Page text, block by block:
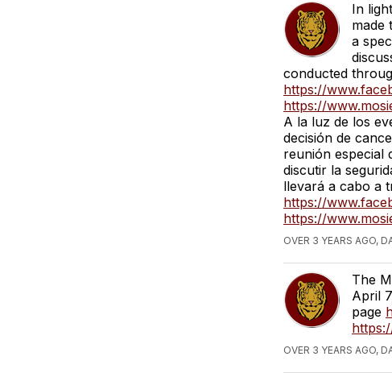
In
made
a
conducted
https://
https://
A la luz de los
decisión de
reunión especial
discutir la
llevará a cabo a
https://
https://
OVER 3 YEARS AGO,
The
April
page
OVER 3 YEARS AGO,